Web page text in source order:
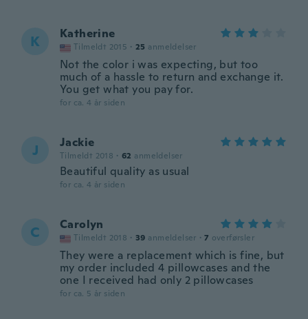
K Katherine
Tilmeldt 2015 · 25 anmeldelser
Not the color i was expecting, but too
much of a hassle to return and exchange it.
You get what you pay for.
for ca. 4 år siden
J Jackie
Tilmeldt 2018 · 62 anmeldelser
Beautiful quality as usual
for ca. 4 år siden
C Carolyn
Tilmeldt 2018 · 39 anmeldelser · 7 overførsler
They were a replacement which is fine, but
my order included 4 pillowcases and the
one I received had only 2 pillowcases
for ca. 5 år siden